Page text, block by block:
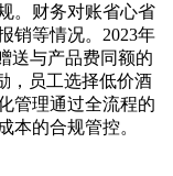
。财务对账省心省
销等情况。2023年
送与产品费同额的
，员工选择低价酒
管理通过全流程的
本的合规管控。